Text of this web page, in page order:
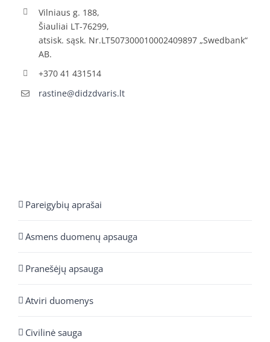
Vilniaus g. 188,
Šiauliai LT-76299,
atsisk. sąsk. Nr.LT507300010002409897 „Swedbank“
AB.
+370 41 431514
rastine@didzdvaris.lt
Pareigybių aprašai
Asmens duomenų apsauga
Pranešėjų apsauga
Atviri duomenys
Civilinė sauga